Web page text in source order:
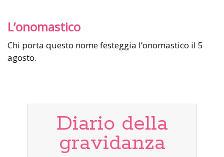
L’onomastico
Chi porta questo nome festeggia l’onomastico il 5
agosto.
Diario della
gravidanza